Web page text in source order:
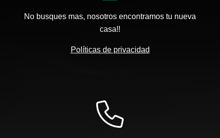
No busques mas, nosotros encontramos tu nueva
casa!!
Políticas de privacidad